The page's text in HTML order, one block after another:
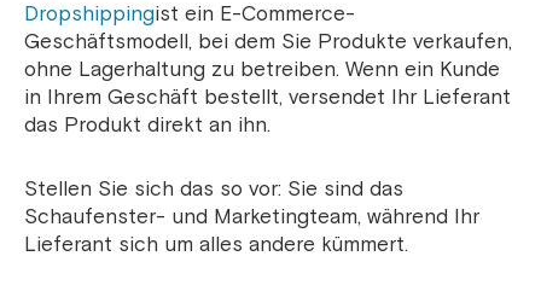
Dropshippingist ein E-Commerce-
Geschäftsmodell, bei dem Sie Produkte verkaufen,
ohne Lagerhaltung zu betreiben. Wenn ein Kunde
in Ihrem Geschäft bestellt, versendet Ihr Lieferant
das Produkt direkt an ihn.
Stellen Sie sich das so vor: Sie sind das
Schaufenster- und Marketingteam, während Ihr
Lieferant sich um alles andere kümmert.